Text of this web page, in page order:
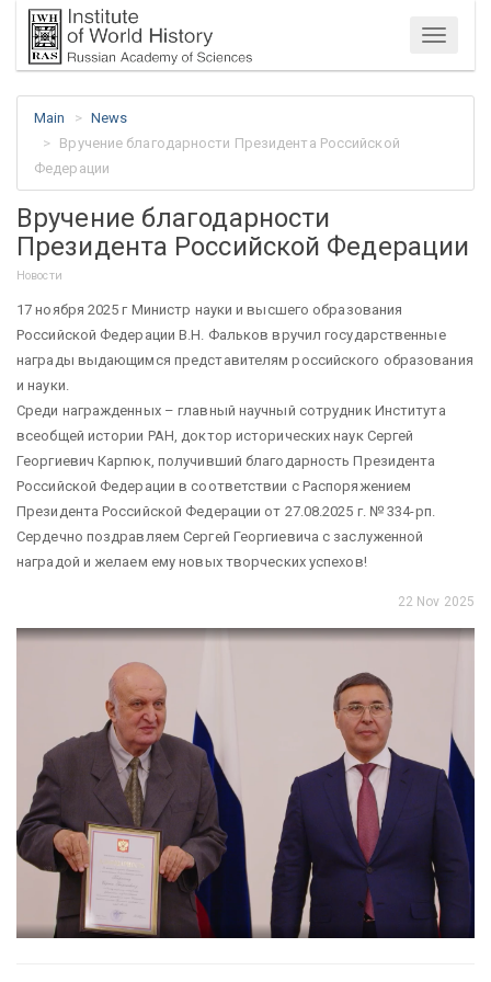
Menu
Main
News
Вручение благодарности Президента Российской
Федерации
Вручение благодарности
Президента Российской Федерации
Новости
17 ноября 2025 г Министр науки и высшего образования
Российской Федерации В.Н. Фальков вручил государственные
награды выдающимся представителям российского образования
и науки.
Среди награжденных – главный научный сотрудник Института
всеобщей истории РАН, доктор исторических наук Сергей
Георгиевич Карпюк, получивший благодарность Президента
Российской Федерации в соответствии с Распоряжением
Президента Российской Федерации от 27.08.2025 г. № 334-рп.
Сердечно поздравляем Сергей Георгиевича с заслуженной
наградой и желаем ему новых творческих успехов!
22 Nov 2025